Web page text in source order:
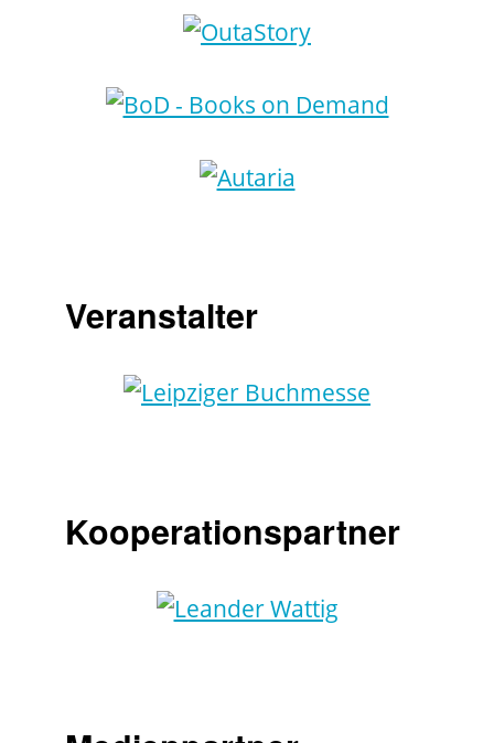
Veranstalter
Kooperationspartner